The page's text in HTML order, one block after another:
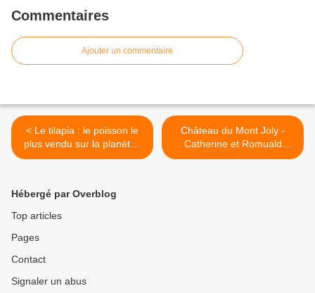
Commentaires
Ajouter un commentaire
< Le tilapia : le poisson le
plus vendu sur la planète !
Pire que le Panga ?
Château du Mont Joly -
Catherine et Romuald
Fassenet - 39100
Hébergé par Overblog
Top articles
Pages
Contact
Signaler un abus